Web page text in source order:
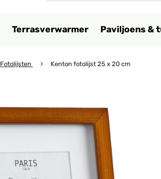
Terrasverwarmer Paviljoens &
Fotolijsten Kenton fotolijst 25 x 20 cm